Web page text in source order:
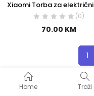
Home Traži
(0)
70.00 KM
1